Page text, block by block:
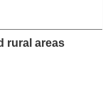
rural areas